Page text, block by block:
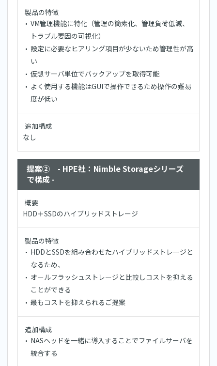
製品の特徴
VM管理機能に特化（管理の簡素化、管理負荷低減、
トラブル要因の可視化）
設定に必要なヒアリング項目が少ないため管理性が高
い
仮想サーバ単位でバックアップを取得可能
よく使用する機能はGUIで操作できるため操作の難易
度が低い
追加構成
なし
提案② - HPE社：Nimble Storageシリーズ
で構成 -
概要
HDD＋SSDのハイブリッドストレージ
製品の特徴
HDDとSSDを組み合わせたハイブリッドストレージと
なるため、
オールフラッシュストレージと比較しコストを抑える
ことができる
最もコストを抑えられるご提案
追加構成
NASヘッドを一緒に導入することでファイルサーバを
統合する